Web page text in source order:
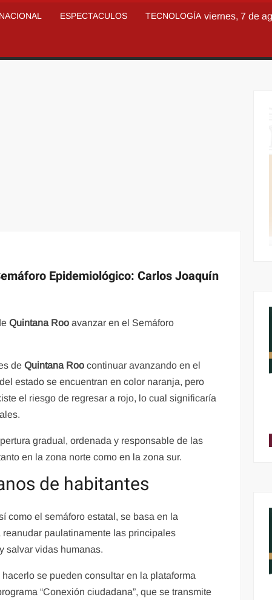
NACIONAL ESPECTACULOS TECNOLOGÍA viernes, 7 de
Epidemiológico: Carlos Joaquín
Quintana Roo avanzar en el Semáforo
deQuintana Roo continuar avanzando en el
estado se encuentran en color naranja, pero
el riesgo de regresar a rojo, lo cual significaría
gradual, ordenada y responsable de las
en la zona norte como en la zona sur.
de habitantes
como el semáforo estatal, se basa en la
paulatinamente las principales
salvar vidas humanas.
se pueden consultar en la plataforma
“Conexión ciudadana”, que se transmite